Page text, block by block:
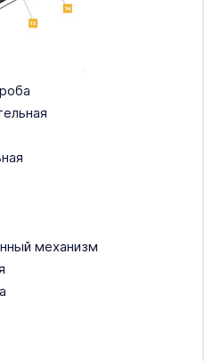
механизм